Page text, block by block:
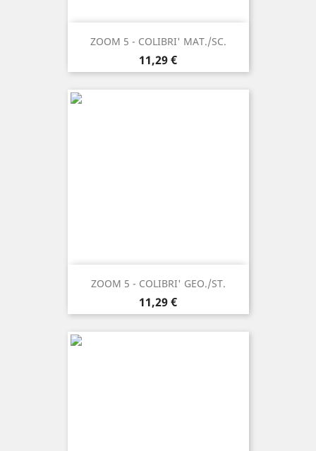
ZOOM 5 - COLIBRI' MAT./SC.
Prezzo
11,29 €
ZOOM 5 - COLIBRI' GEO./ST.
Prezzo
11,29 €